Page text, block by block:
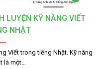
LUYỆN KỸ NĂNG VIẾT
NHẬT
Viết trong tiếng Nhật. Kỹ năng
là một…